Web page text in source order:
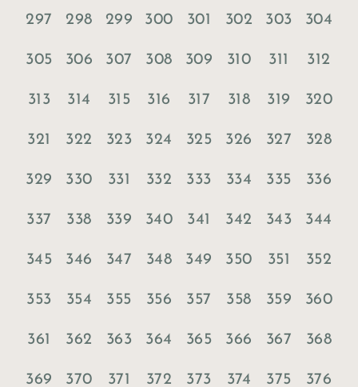
297 298 299 300 301 302 303 304
305 306 307 308 309 310 311 312
313 314 315 316 317 318 319 320
321 322 323 324 325 326 327 328
329 330 331 332 333 334 335 336
337 338 339 340 341 342 343 344
345 346 347 348 349 350 351 352
353 354 355 356 357 358 359 360
361 362 363 364 365 366 367 368
369 370 371 372 373 374 375 376